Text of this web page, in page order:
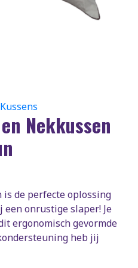
Nekkussen
de perfecte oplossing
onrustige slaper! Je
ergonomisch gevormde
heb jij